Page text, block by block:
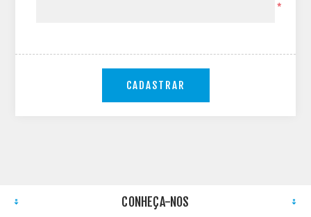
*
CADASTRAR
CONHEÇA-NOS